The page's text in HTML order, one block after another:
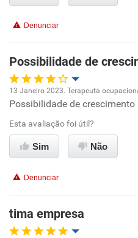
Recomenda esta empresa
Recomenda a diretoria
Denunciar
Possibilidade de
Oportunidade de promoção
Ambiente de trabalho
Benefícios
Recomenda esta empresa
13 Janeiro 2023. Terapeuta
Possibilidade de
Esta avaliação foi útil?
Sim Não
Denunciar
tima empresa